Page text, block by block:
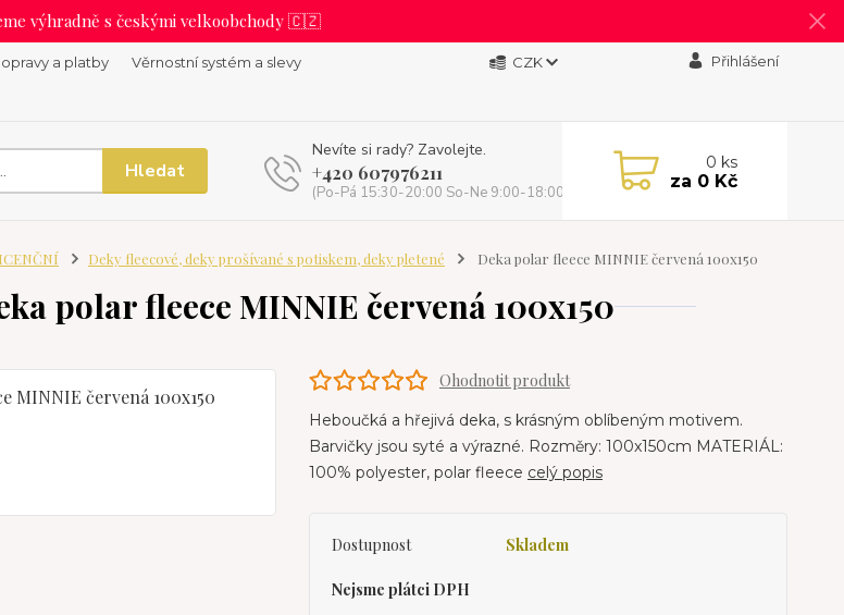
výhradně s českými velkoobchody 🇨🇿
a platby Věrnostní systém a slevy CZK Přihlášení
Hledat
Nevíte si rady? Zavolejte.
+420 607976211
(Po-Pá 15:30-20:00 So-Ne 9:00-18:00)
0 ks
za 0 Kč
Deky fleecové, deky prošívané s potiskem, deky pletené Deka polar fleece MINNIE červená 100x150
polar fleece MINNIE červená 100x150
Ohodnotit produkt
Heboučká a hřejivá deka, s krásným oblíbeným motivem.
Barvičky jsou syté a výrazné. Rozměry: 100x150cm MATERIÁL:
100% polyester, polar fleece celý popis
Dostupnost Skladem
Nejsme plátci DPH